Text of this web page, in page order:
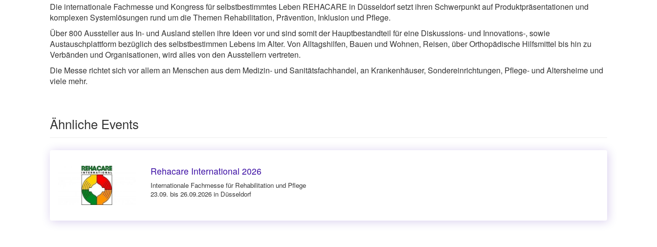
Die internationale Fachmesse und Kongress für selbstbestimmtes Leben REHACARE in Düsseldorf setzt ihren Schwerpunkt auf Produktpräsentationen und
komplexen Systemlösungen rund um die Themen Rehabilitation, Prävention, Inklusion und Pflege.
Über 800 Aussteller aus In- und Ausland stellen ihre Ideen vor und sind somit der Hauptbestandteil für eine Diskussions- und Innovations-, sowie
Austauschplattform bezüglich des selbstbestimmen Lebens im Alter. Von Alltagshilfen, Bauen und Wohnen, Reisen, über Orthopädische Hilfsmittel bis hin zu
Verbänden und Organisationen, wird alles von den Ausstellern vertreten.
Die Messe richtet sich vor allem an Menschen aus dem Medizin- und Sanitätsfachhandel, an Krankenhäuser, Sondereinrichtungen, Pflege- und Altersheime und
viele mehr.
Ähnliche Events
Rehacare International 2026
Internationale Fachmesse für Rehabilitation und Pflege
23.09. bis 26.09.2026 in Düsseldorf